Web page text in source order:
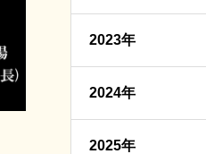
2023年
2024年
2025年